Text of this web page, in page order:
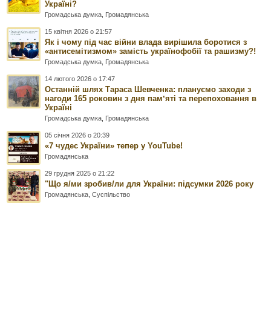
Україні?
Громадська думка Громадянська
15 квітня 2026 о 21:57
Як і чому під час війни влада вирішила боротися з
«антисемітизмом» замість українофобії та рашизму?!
Громадська думка Громадянська
14 лютого 2026 о 17:47
Останній шлях Тараса Шевченка: плануємо заходи з
нагоди 165 роковин з дня памʼяті та перепоховання в
Україні
Громадська думка Громадянська
05 січня 2026 о 20:39
«7 чудес України» тепер у YouTube!
Громадянська
29 грудня 2025 о 21:22
"Що я/ми зробив/ли для України: підсумки 2026 року
Громадянська ,Суспільство